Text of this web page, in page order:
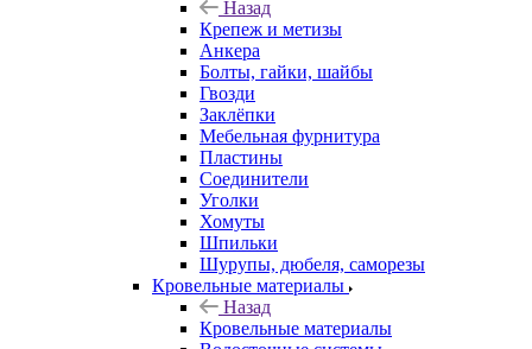
Назад
Крепеж и метизы
Анкера
Болты, гайки, шайбы
Гвозди
Заклёпки
Мебельная фурнитура
Пластины
Соединители
Уголки
Хомуты
Шпильки
Шурупы, дюбеля, саморезы
Кровельные материалы
Назад
Кровельные материалы